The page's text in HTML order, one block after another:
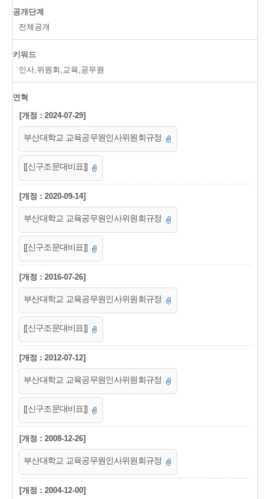
공개단계
전체공개
키워드
인사,위원회,교육,공무원
연혁
[개정 : 2024-07-29]
부산대학교 교육공무원인사위원회규정
[[신구조문대비표]]
[개정 : 2020-09-14]
부산대학교 교육공무원인사위원회규정
[[신구조문대비표]]
[개정 : 2016-07-26]
부산대학교 교육공무원인사위원회규정
[[신구조문대비표]]
[개정 : 2012-07-12]
부산대학교 교육공무원인사위원회규정
[[신구조문대비표]]
[개정 : 2008-12-26]
부산대학교 교육공무원인사위원회규정
[개정 : 2004-12-00]